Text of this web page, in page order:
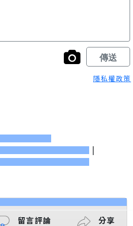
隱私權政策
|
留言評論 分享